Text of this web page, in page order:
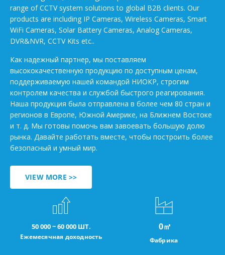
range of CCTV system solutions to global B2B clients. Our
products are including IP Cameras, Wireless Cameras, Smart
WiFi Cameras, Solar Battery Cameras, Analog Cameras,
DVR&NVR, CCTV Kits etc..
Как надежный партнер, мы поставляем
высококачественную продукцию по доступным ценам,
поддерживаемую нашей командой НИОКР, строгим
контролем качества и службой быстрого реагирования.
Наша продукция была отправлена в более чем 80 стран и
регионов в Европе, Южной Америке, на Ближнем Востоке
и т. д. Мы готовы помочь вам завоевать большую долю
рынка. Давайте работать вместе, чтобы построить более
безопасный и умный мир.
VIEW MORE >>
50 000 ~ 60 000 ШТ.
Ежемесячная доходность Фабрика
0㎡